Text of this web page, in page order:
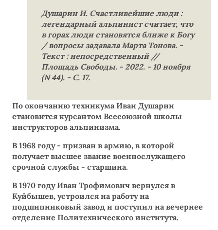
Душарин И. Счастливейшие люди :
легендарный альпинист считает, что
в горах люди становятся ближе к Богу
/ вопросы задавала Марта Тонова. -
Текст : непосредственный //
Площадь Свободы. - 2022. - 10 ноября
(N 44). - С. 17.
По окончанию техникума Иван Душарин
становится курсантом Всесоюзной школы
инструкторов альпинизма.
В 1968 году - призван в армию, в которой
получает высшее звание военнослужащего
срочной службы - старшина.
В 1970 году Иван Трофимович вернулся в
Куйбышев, устроился на работу на
подшипниковый завод и поступил на вечернее
отделение Политехнического института.